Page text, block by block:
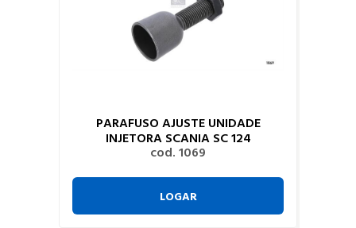
PARAFUSO AJUSTE UNIDADE
INJETORA SCANIA SC 124
cod. 1069
LOGAR